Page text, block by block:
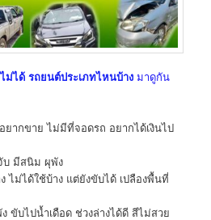
ม่ได้ รถยนต์ประเภทไหนบ้าง มาดูกัน
ยากขาย ไม่มีที่จอดรถ อยากได้เงินไป
บ มีสนิม ผุพัง
ไม่ได้ใช้บ้าง แต่ยังขับได้ เปลืองพื้นที่
ง ขับไปน้ำเดือด ช่วงล่างได้ดี สีไม่สวย